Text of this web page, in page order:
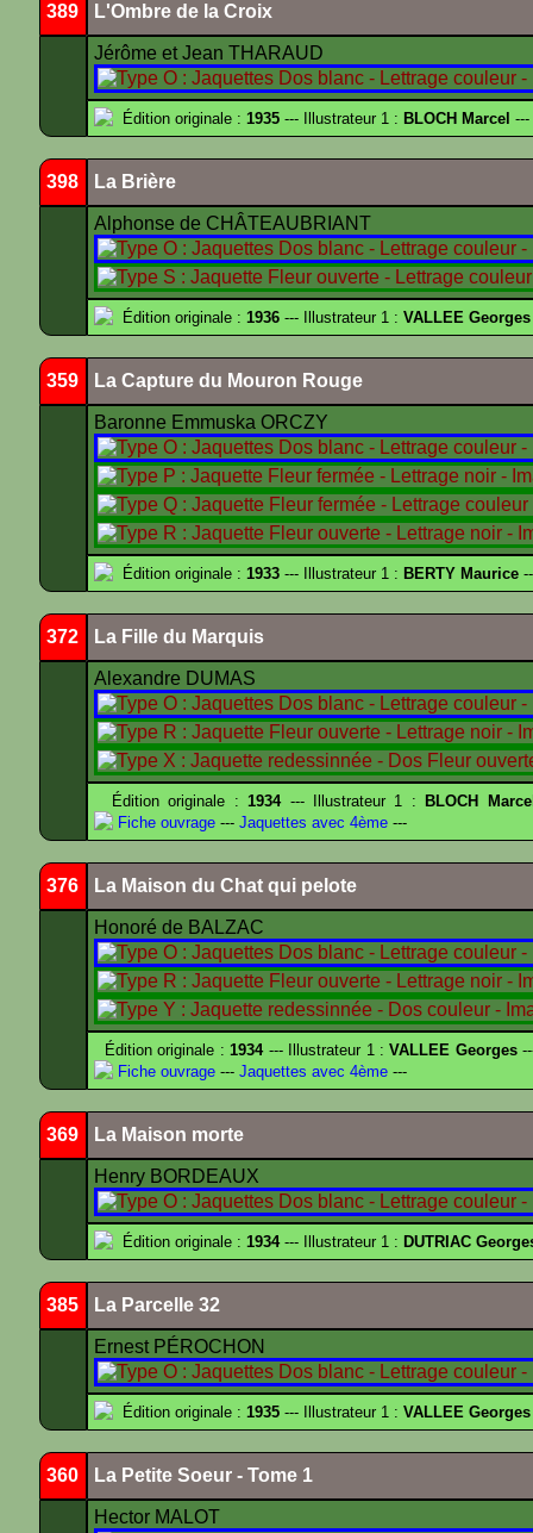
389 L'Ombre de la Croix
Jérôme et Jean THARAUD
Édition originale : 1935 --- Illustrateur 1 : BLOCH Marcel ---
398 La Brière
Alphonse de CHÂTEAUBRIANT
Édition originale : 1936 --- Illustrateur 1 : VALLEE Georges
359 La Capture du Mouron Rouge
Baronne Emmuska ORCZY
Édition originale : 1933 --- Illustrateur 1 : BERTY Maurice
372 La Fille du Marquis
Alexandre DUMAS
Édition originale :1934--- Illustrateur 1 :
BLOCH
Fiche ouvrage --- Jaquettes avec 4ème ---
376 La Maison du Chat qui pelote
Honoré de BALZAC
Édition originale :1934--- Illustrateur 1 :VALLEE Georges
Fiche ouvrage --- Jaquettes avec 4ème ---
369 La Maison morte
Henry BORDEAUX
Édition originale : 1934--- Illustrateur 1 : DUTRIAC
385 La Parcelle 32
Ernest PÉROCHON
Édition originale : 1935 --- Illustrateur 1 : VALLEE Georges
360 La Petite Soeur - Tome 1
Hector MALOT